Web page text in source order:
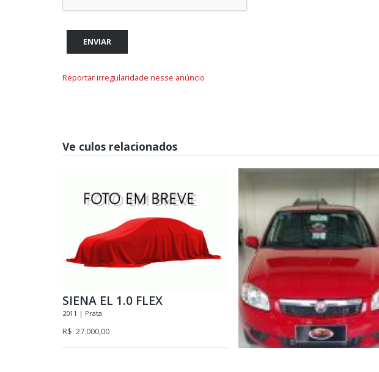
ENVIAR
Reportar irregularidade nesse anúncio
Ve culos relacionados
SIENA EL 1.0 FLEX
2011 | Prata
R$: 27.000,00